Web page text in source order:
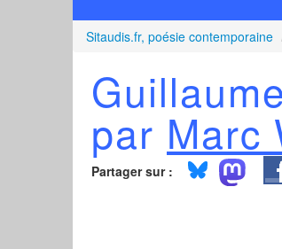
Sitaudis.fr, poésie contemporaine
par Marc
Partager sur :